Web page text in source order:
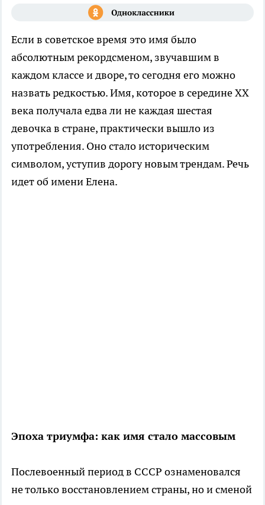
Если в советское время это имя было
абсолютным рекордсменом, звучавшим в
каждом классе и дворе, то сегодня его можно
назвать редкостью. Имя, которое в середине XX
века получала едва ли не каждая шестая
девочка в стране, практически вышло из
употребления. Оно стало историческим
символом, уступив дорогу новым трендам. Речь
идет об имени Елена.
Эпоха триумфа: как имя стало массовым
Послевоенный период в СССР ознаменовался
не только восстановлением страны, но и сменой